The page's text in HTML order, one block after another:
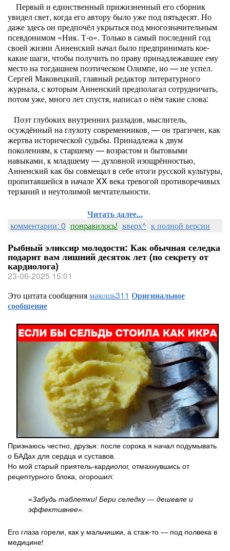
Первый и единственный прижизненный его сборник
увидел свет, когда его автору было уже под пятьдесят. Но
даже здесь он предпочёл укрыться под многозначительным
псевдонимом «Ник. Т-о». Только в самый последний год
своей жизни Анненский начал было предпринимать кое-
какие шаги, чтобы получить по праву принадлежавшее ему
место на тогдашнем поэтическом Олимпе, но — не успел.
Сергей Маковецкий, главный редактор литературного
журнала, с которым Анненский предполагал сотрудничать,
потом уже, много лет спустя, написал о нём такие слова:
Поэт глубоких внутренних разладов, мыслитель,
осуждённый на глухоту современников, — он трагичен, как
жертва исторической судьбы. Принадлежа к двум
поколениям, к старшему — возрастом и бытовыми
навыками, к младшему — духовной изощрённостью,
Анненский как бы совмещал в себе итоги русской культуры,
пропитавшейся в начале XX века тревогой противоречивых
терзаний и неутолимой мечтательности.
Читать далее...
комментарии: 0 понравилось! вверх^ к полной версии
Рыбный эликсир молодости: Как обычная селедка
подарит вам лишний десяток лет (по секрету от
кардиолога)
23-06-2025 15:01
Это цитата сообщениямакошь311 Оригинальное
сообщение
Признаюсь честно, друзья: после сорока я начал подумывать
о БАДах для сердца и суставов.
Но мой старый приятель-кардиолог, отмахнувшись от
рецептурного блока, огорошил:
«Забудь таблетки! Бери селедку — дешевле и
эффективнее».
Его глаза горели, как у мальчишки, а стаж-то — под полвека в
медицине!